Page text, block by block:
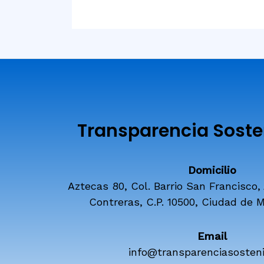
Transparencia
Domicilio
Aztecas 80, Col. Barrio San
Contreras, C.P. 10500, Ciudad de
Email